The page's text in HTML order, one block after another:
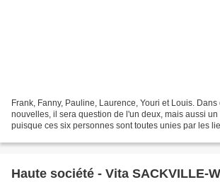
Frank, Fanny, Pauline, Laurence, Youri et Louis.
nouvelles, il sera question de l'un deux, mais aussi
puisque ces six personnes sont toutes unies par les
Haute société - Vita SACKVILLE-